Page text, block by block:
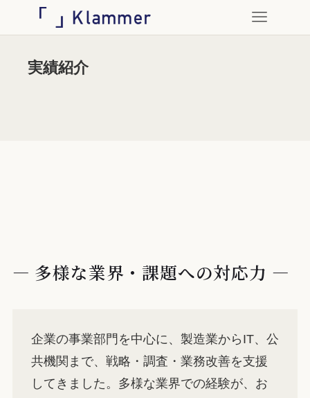
実績紹介
― 多様な業界・課題への対応力 ―
企業の事業部門を中心に、製造業からIT、公
共機関まで、戦略・調査・業務改善を支援
してきました。多様な業界での経験が、お